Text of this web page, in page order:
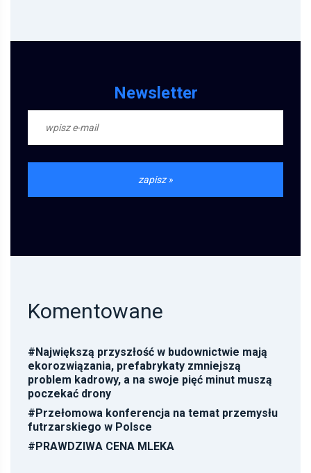
Newsletter
Komentowane
#Największą przyszłość w budownictwie mają
ekorozwiązania, prefabrykaty zmniejszą
problem kadrowy, a na swoje pięć minut muszą
poczekać drony
#Przełomowa konferencja na temat przemysłu
futrzarskiego w Polsce
#PRAWDZIWA CENA MLEKA